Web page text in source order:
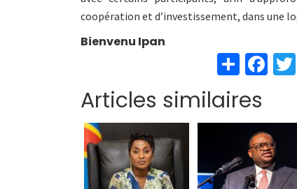
coopération et d’investissement, dans une
Bienvenu Ipan
S
h
ar
e
Fa
ce
o
o
k
Articles similaires